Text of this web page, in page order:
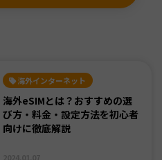
海外インターネット
海外eSIMとは？おすすめの選
び方・料金・設定方法を初心者
向けに徹底解説